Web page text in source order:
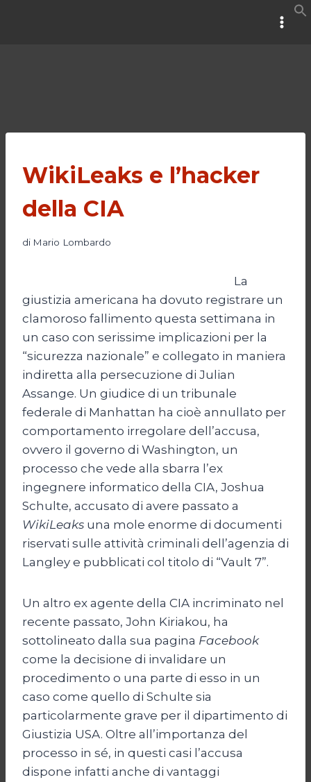
WikiLeaks e l’hacker
della CIA
di Mario Lombardo
La
giustizia americana ha dovuto registrare un
clamoroso fallimento questa settimana in
un caso con serissime implicazioni per la
“sicurezza nazionale” e collegato in maniera
indiretta alla persecuzione di Julian
Assange. Un giudice di un tribunale
federale di Manhattan ha cioè annullato per
comportamento irregolare dell’accusa,
ovvero il governo di Washington, un
processo che vede alla sbarra l’ex
ingegnere informatico della CIA, Joshua
Schulte, accusato di avere passato a
WikiLeaks una mole enorme di documenti
riservati sulle attività criminali dell’agenzia di
Langley e pubblicati col titolo di “Vault 7”.
Un altro ex agente della CIA incriminato nel
recente passato, John Kiriakou, ha
sottolineato dalla sua pagina Facebook
come la decisione di invalidare un
procedimento o una parte di esso in un
caso come quello di Schulte sia
particolarmente grave per il dipartimento di
Giustizia USA. Oltre all’importanza del
processo in sé, in questi casi l’accusa
dispone infatti anche di vantaggi